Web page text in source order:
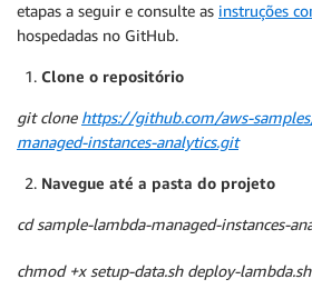
etapas a seguir e consulte as instruções
hospedadas no GitHub.
Clone o repositório
git clone https://github.com/aws-
managed-instances-analytics.git
Navegue até a pasta do projeto
cd sample-lambda-managed-instances-
chmod +x setup-data.sh deploy-lambda.sh